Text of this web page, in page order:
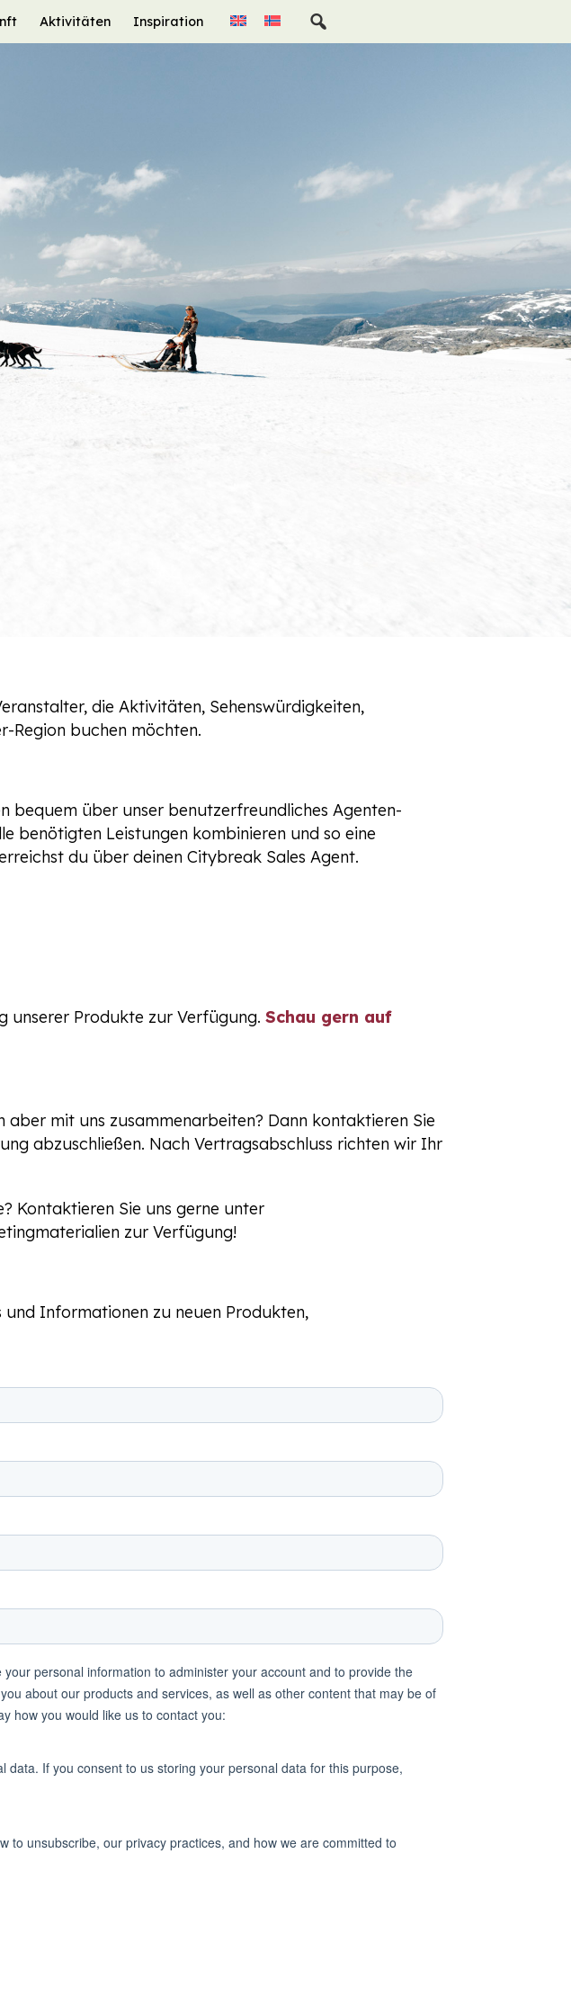
Aktivitäten Inspiration
die Aktivitäten, Sehenswürdigkeiten,
Region buchen möchten.
bequem über unser benutzerfreundliches Agenten-
benötigten Leistungen kombinieren und so eine
du über deinen Citybreak Sales Agent.
unserer Produkte zur Verfügung. Schau gern auf
mit uns zusammenarbeiten? Dann kontaktieren Sie
abzuschließen. Nach Vertragsabschluss richten wir Ihr
Kontaktieren Sie uns gerne unter
zur Verfügung!
Informationen zu neuen Produkten,